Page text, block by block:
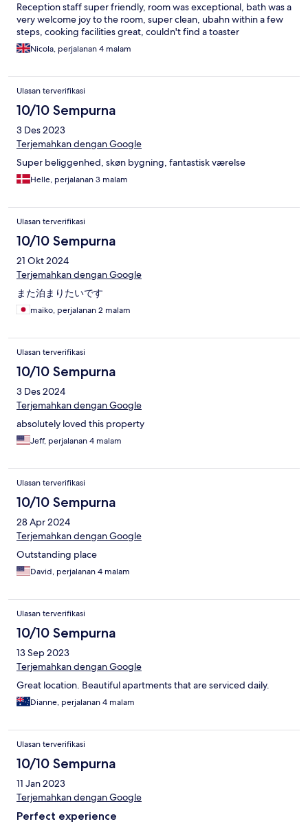
Reception staff super friendly, room was exceptional, bath was a
very welcome joy to the room, super clean, ubahn within a few
steps, cooking facilities great, couldn't find a toaster
Nicola, perjalanan 4 malam
Ulasan terverifikasi
10/10 Sempurna
3 Des 2023
Terjemahkan dengan Google
Super beliggenhed, skøn bygning, fantastisk værelse
Helle, perjalanan 3 malam
Ulasan terverifikasi
10/10 Sempurna
21 Okt 2024
Terjemahkan dengan Google
また泊まりたいです
maiko, perjalanan 2 malam
Ulasan terverifikasi
10/10 Sempurna
3 Des 2024
Terjemahkan dengan Google
absolutely loved this property
Jeff, perjalanan 4 malam
Ulasan terverifikasi
10/10 Sempurna
28 Apr 2024
Terjemahkan dengan Google
Outstanding place
David, perjalanan 4 malam
Ulasan terverifikasi
10/10 Sempurna
13 Sep 2023
Terjemahkan dengan Google
Great location. Beautiful apartments that are serviced daily.
Dianne, perjalanan 4 malam
Ulasan terverifikasi
10/10 Sempurna
11 Jan 2023
Terjemahkan dengan Google
Perfect experience